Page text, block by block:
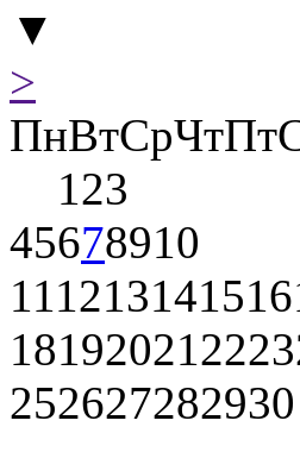
▼
>
ПнВтСрЧтПт
123
45678910
111213141516
181920212223
252627282930